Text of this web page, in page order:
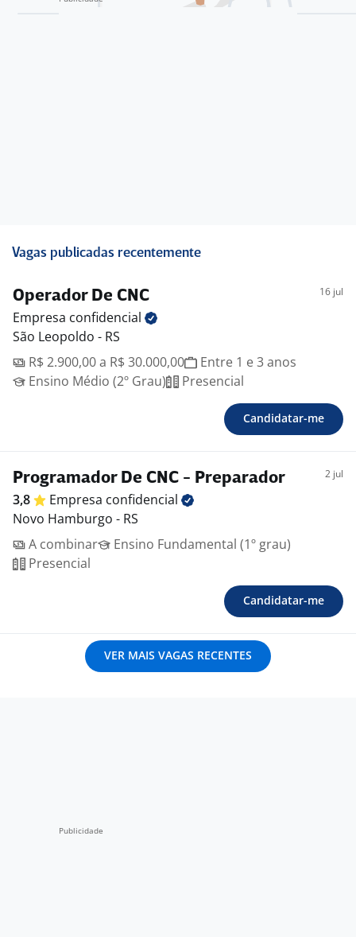
Vagas publicadas recentemente
Operador De CNC 16 jul
Empresa confidencial
São Leopoldo - RS
R$ 2.900,00 a R$ 30.000,00
Entre 1 e 3 anos
Ensino Médio (2º Grau)
Presencial
Candidatar-me
Programador De CNC - Preparador 2 jul
3,8 Empresa confidencial
Novo Hamburgo - RS
A combinar
Ensino Fundamental (1º grau)
Presencial
Candidatar-me
VER MAIS VAGAS RECENTES